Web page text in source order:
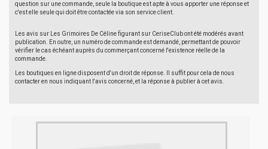
question sur une commande, seule la boutique est apte à vous apporter une réponse et
c'est elle seule qui doit être contactée via son service client.
Les avis sur Les Grimoires De Céline figurant sur CeriseClub ont été modérés avant
publication. En outre, un numéro de commande est demandé, permettant de pouvoir
vérifier le cas échéant auprès du commerçant concerné l'existence réelle de la
commande.
Les boutiques en ligne disposent d'un droit de réponse. Il suffit pour cela de nous
contacter en nous indiquant l'avis concerné, et la réponse à publier à cet avis.